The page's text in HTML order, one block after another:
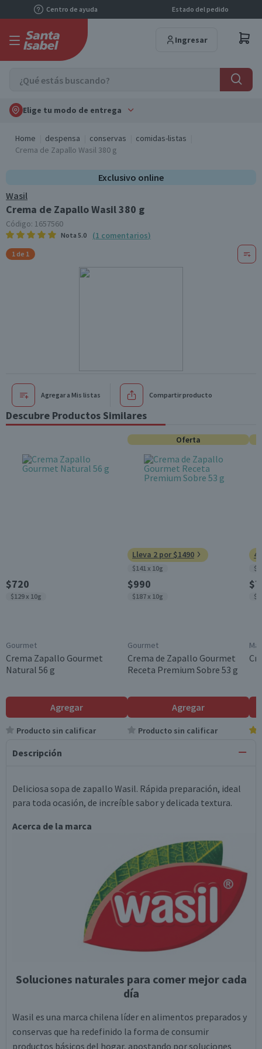
Centro de ayuda Estado del pedido
Ingresar
Elige tu modo de entrega
Home despensa conservas
comidas-listas
Crema de Zapallo Wasil 380 g
Exclusivo online
Wasil
Crema de Zapallo Wasil 380 g
Código: 1657560
Nota 5.0 (1 comentarios)
1 de 1
Agregar a Mis listas Compartir producto
Descubre Productos Similares
$720
$129 x 10g
Gourmet
Crema Zapallo Gourmet
Natural 56 g
Agregar
Producto sin calificar
Oferta
Lleva 2 por $1490
$141 x 10g
$990
$187 x 10g
Gourmet
Crema de Zapallo Gourmet
Receta Premium Sobre 53 g
Agregar
Producto sin calificar
4
Descripción
Deliciosa sopa de zapallo Wasil. Rápida preparación, ideal
para toda ocasión, de increíble sabor y delicada textura.
Acerca de la marca
Soluciones naturales para comer mejor cada
día
Wasil es una marca chilena líder en alimentos preparados y
conservas que ha redefinido la forma de consumir
productos básicos del hogar, apostando por soluciones